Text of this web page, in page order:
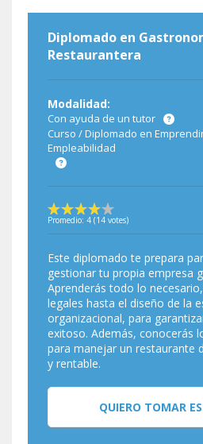
Diplomado en
Restaurantera
Modalidad:
Con ayuda de un tutor
Curso / Diplomado en
Empleabilidad
Promedio: 4 (14 votes)
Este diplomado te prepara
gestionar tu propia empresa
Aprenderás todo lo
legales hasta el diseño de la
organizacional, para
exitoso. Además, conocerás
para manejar un restaurante
y rentable.
QUIERO TOMAR